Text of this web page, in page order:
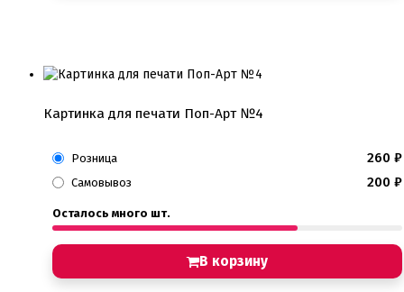
Картинка для печати Поп-Арт №4
Розница 260 ₽
Самовывоз 200 ₽
Осталось много шт.
В корзину